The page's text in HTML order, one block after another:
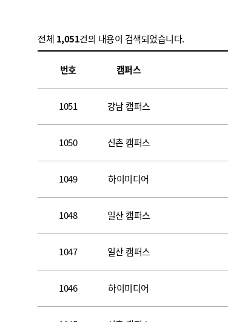
전체 1,051건의 내용이 검색되었습니다.
번호 캠퍼스
1051 강남 캠퍼스
1050 신촌 캠퍼스
1049 하이미디어
1048 일산 캠퍼스
1047 일산 캠퍼스
1046 하이미디어